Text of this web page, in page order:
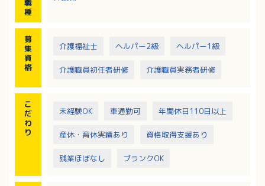
種
募
集
資
格
介護福祉士 ヘルパー2級 ヘルパー1級
介護職員初任者研修 介護職員実務者研修
こ
だ
わ
り
未経験OK 車通勤可 年間休日110日以上
産休・育休実績あり 資格取得支援あり
残業ほぼなし ブランクOK